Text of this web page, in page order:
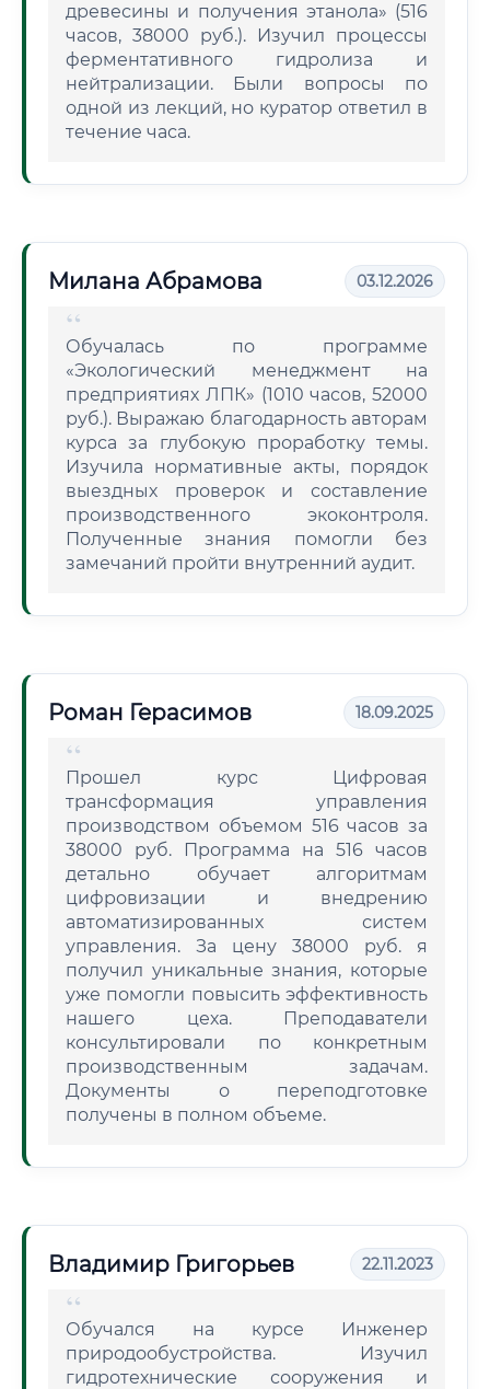
древесины и получения этанола» (516
часов, 38000 руб.). Изучил процессы
ферментативного гидролиза и
нейтрализации. Были вопросы по
одной из лекций, но куратор ответил в
течение часа.
Милана Абрамова 03.12.2026
Обучалась по программе
«Экологический менеджмент на
предприятиях ЛПК» (1010 часов, 52000
руб.). Выражаю благодарность авторам
курса за глубокую проработку темы.
Изучила нормативные акты, порядок
выездных проверок и составление
производственного экоконтроля.
Полученные знания помогли без
замечаний пройти внутренний аудит.
Роман Герасимов 18.09.2025
Прошел курс Цифровая
трансформация управления
производством объемом 516 часов за
38000 руб. Программа на 516 часов
детально обучает алгоритмам
цифровизации и внедрению
автоматизированных систем
управления. За цену 38000 руб. я
получил уникальные знания, которые
уже помогли повысить эффективность
нашего цеха. Преподаватели
консультировали по конкретным
производственным задачам.
Документы о переподготовке
получены в полном объеме.
Владимир Григорьев 22.11.2023
Обучался на курсе Инженер
природообустройства. Изучил
гидротехнические сооружения и